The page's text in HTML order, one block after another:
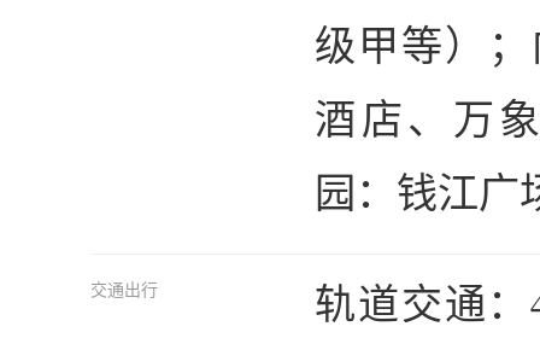
级甲等）
酒店、万
园：钱江广
交通出行
轨道交通